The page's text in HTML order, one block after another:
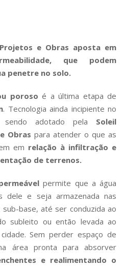
e Obras aposta em
que podem
penetre no solo.
porosoé a última etapa de
. Tecnologia ainda incipiente no
adotado pela Soleil
Obras para atender o que as
em relação à infiltração e
de terrenos.
permite que a água
dele e seja armazenada nas
base, até ser conduzida ao
subleito ou então levada ao
Sem perder espaço de
área pronta para absorver
e realimentando o